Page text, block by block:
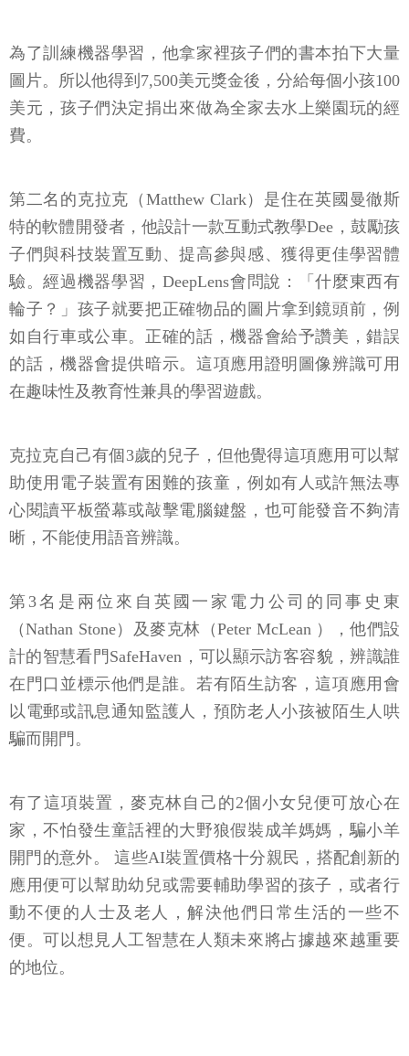
為了訓練機器學習，他拿家裡孩子們的書本拍下大量
圖片。所以他得到7,500美元獎金後，分給每個小孩100
美元，孩子們決定捐出來做為全家去水上樂園玩的經
費。
第二名的克拉克（Matthew Clark）是住在英國曼徹斯
特的軟體開發者，他設計一款互動式教學Dee，鼓勵孩
子們與科技裝置互動、提高參與感、獲得更佳學習體
驗。經過機器學習，DeepLens會問說：「什麼東西有
輪子？」孩子就要把正確物品的圖片拿到鏡頭前，例
如自行車或公車。正確的話，機器會給予讚美，錯誤
的話，機器會提供暗示。這項應用證明圖像辨識可用
在趣味性及教育性兼具的學習遊戲。
克拉克自己有個3歲的兒子，但他覺得這項應用可以幫
助使用電子裝置有困難的孩童，例如有人或許無法專
心閱讀平板螢幕或敲擊電腦鍵盤，也可能發音不夠清
晰，不能使用語音辨識。
第3名是兩位來自英國一家電力公司的同事史東
（Nathan Stone）及麥克林（Peter McLean ），他們設
計的智慧看門SafeHaven，可以顯示訪客容貌，辨識誰
在門口並標示他們是誰。若有陌生訪客，這項應用會
以電郵或訊息通知監護人，預防老人小孩被陌生人哄
騙而開門。
有了這項裝置，麥克林自己的2個小女兒便可放心在
家，不怕發生童話裡的大野狼假裝成羊媽媽，騙小羊
開門的意外。 這些AI裝置價格十分親民，搭配創新的
應用便可以幫助幼兒或需要輔助學習的孩子，或者行
動不便的人士及老人，解決他們日常生活的一些不
便。可以想見人工智慧在人類未來將占據越來越重要
的地位。